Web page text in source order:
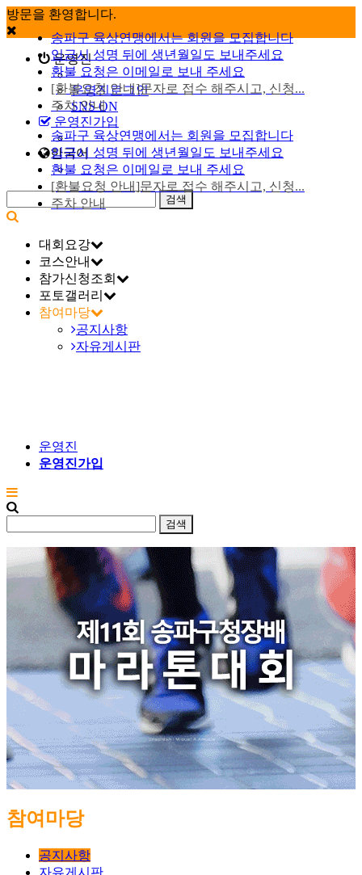
방문을 환영합니다.
운영진
운영진로그인
SNS ON
운영진가입
한국어
대회요강
코스안내
참가신청조회
포토갤러리
참여마당
공지사항
자유게시판
운영진
운영진가입
참여마당
공지사항
자유게시판
송파구 육상연맹에서는 회원을 모집합니다
입금시 성명 뒤에 생년월일도 보내주세요
환불 요청은 이메일로 보내 주세요
[환불요청 안내]문자로 접수 해주시고, 신청...
주차 안내
송파구 육상연맹에서는 회원을 모집합니다
입금시 성명 뒤에 생년월일도 보내주세요
환불 요청은 이메일로 보내 주세요
[환불요청 안내]문자로 접수 해주시고, 신청...
주차 안내